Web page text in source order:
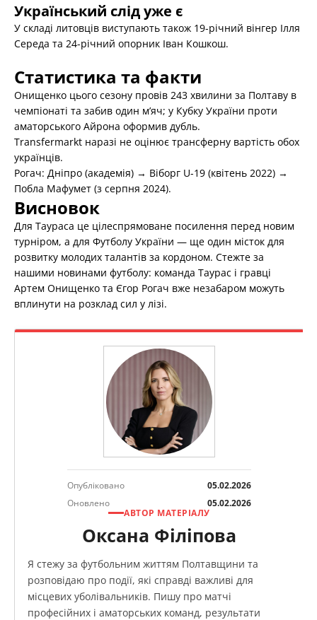
Український слід уже є
У складі литовців виступають також 19-річний вінгер Ілля
Середа та 24-річний опорник Іван Кошкош.
Статистика та факти
Онищенко цього сезону провів 243 хвилини за Полтаву в
чемпіонаті та забив один м’яч; у Кубку України проти
аматорського Айрона оформив дубль.
Transfermarkt наразі не оцінює трансферну вартість обох
українців.
Рогач: Дніпро (академія) → Віборг U-19 (квітень 2022) →
Побла Мафумет (з серпня 2024).
Висновок
Для Таураса це цілеспрямоване посилення перед новим
турніром, а для Футболу України — ще один місток для
розвитку молодих талантів за кордоном. Стежте за
нашими новинами футболу: команда Таурас і гравці
Артем Онищенко та Єгор Рогач вже незабаром можуть
вплинути на розклад сил у лізі.
Опубліковано
05.02.2026
Оновлено
05.02.2026
АВТОР МАТЕРІАЛУ
Оксана Філіпова
Я стежу за футбольним життям Полтавщини та
розповідаю про події, які справді важливі для
місцевих уболівальників. Пишу про матчі
професійних і аматорських команд, результати